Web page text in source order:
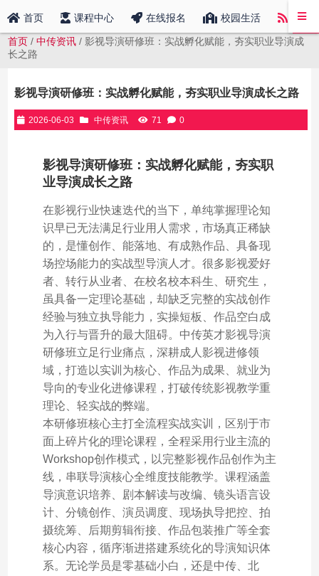
首页 课程中心 在线报名 校园生活 中传
首页 /中传资讯 / 影视导演研修班：实战孵化赋能，夯实职业导演成
长之路
影视导演研修班：实战孵化赋能，夯实职业导演成长之路
2026-06-03 中传资讯 71 0
影视导演研修班：实战孵化赋能，夯实职
业导演成长之路
在影视行业快速迭代的当下，单纯掌握理论知
识早已无法满足行业用人需求，市场真正稀缺
的，是懂创作、能落地、有成熟作品、具备现
场控场能力的实战型导演人才。很多影视爱好
者、转行从业者、在校名校本科生、研究生，
虽具备一定理论基础，却缺乏完整的实战创作
经验与独立执导能力，实操短板、作品空白成
为入行与晋升的最大阻碍。中传英才影视导演
研修班立足行业痛点，深耕成人影视进修领
域，打造以实训为核心、作品为成果、就业为
导向的专业化进修课程，打破传统影视教学重
理论、轻实战的弊端。
本研修班核心主打全流程实战实训，区别于市
面上碎片化的理论课程，全程采用行业主流的
Workshop创作模式，以完整影视作品创作为主
线，串联导演核心全维度技能教学。课程涵盖
导演意识培养、剧本解读与改编、镜头语言设
计、分镜创作、演员调度、现场执导把控、拍
摄统筹、后期剪辑衔接、作品包装推广等全套
核心内容，循序渐进搭建系统化的导演知识体
系。无论学员是零基础小白，还是中传、北